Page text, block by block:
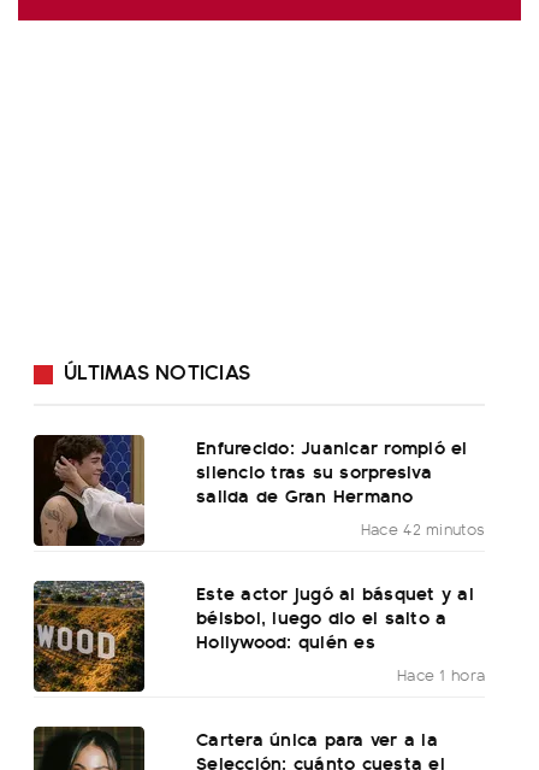
ÚLTIMAS NOTICIAS
Enfurecido: Juanicar rompió el
silencio tras su sorpresiva
salida de Gran Hermano
Hace 42 minutos
Este actor jugó al básquet y al
béisbol, luego dio el salto a
Hollywood: quién es
Hace 1 hora
Cartera única para ver a la
Selección: cuánto cuesta el